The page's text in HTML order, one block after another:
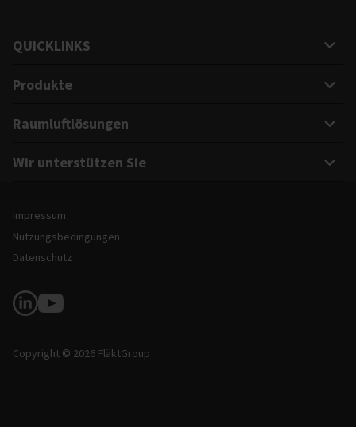
QUICKLINKS
Produkte
Raumluftlösungen
Wir unterstützen Sie
Rechtliche Hinweise und Informationen zur Website
Impressum
Nutzungsbedingungen
Datenschutz
Soziale Medien
Copyright © 2026 FläktGroup